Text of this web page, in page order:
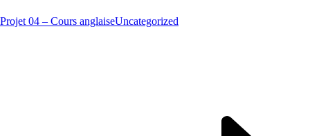
Projet 04 – Cours anglaiseUncategorized